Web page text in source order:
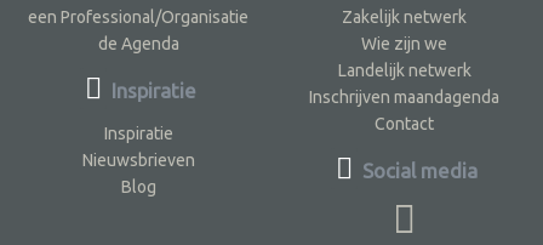
een Professional/Organisatie
de Agenda
Inspiratie
Inspiratie
Nieuwsbrieven
Blog
Zakelijk netwerk
Wie zijn we
Landelijk netwerk
Inschrijven maandagenda
Contact
Social media